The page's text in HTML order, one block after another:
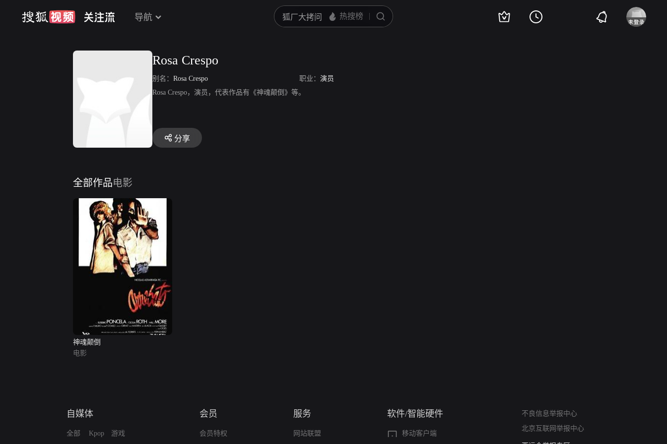
导航
Rosa Crespo
别名： Rosa Crespo 职业： 演员
Rosa Crespo，演员，代表作品有《神魂颠倒》等。
分享
全部作品电影
神魂颠倒
电影
自媒体
全部 Kpop 游戏
会员
会员特权
服务
网站联盟
软件/智能硬件
移动客户端
不良信息举报中心
北京互联网举报中心
算法推荐专项举报